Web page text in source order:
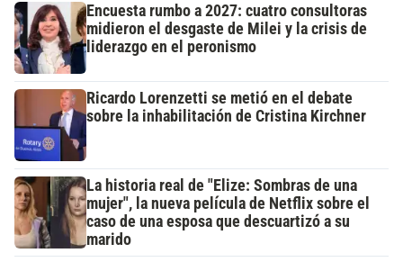
Encuesta rumbo a 2027: cuatro consultoras
midieron el desgaste de Milei y la crisis de
liderazgo en el peronismo
Ricardo Lorenzetti se metió en el debate
sobre la inhabilitación de Cristina Kirchner
La historia real de "Elize: Sombras de una
mujer", la nueva película de Netflix sobre el
caso de una esposa que descuartizó a su
marido